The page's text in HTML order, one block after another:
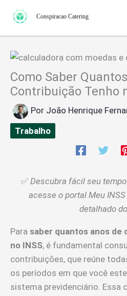
para
o
Conspiracao Catering
Como Saber
Contribuição Tenho
Por João Henrique
Trabalho
✅ Descubra fácil seu
acesse o portal Meu
detalhado
Para saber quantos anos
no INSS, é fundamental
contribuições, que reúne
os períodos em que você
sistema previdenciário. Essa